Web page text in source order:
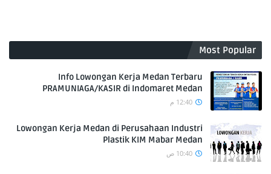
Most Popular
Info Lowongan Kerja Medan Terbaru
PRAMUNIAGA/KASIR di Indomaret Medan
12:40 م
Lowongan Kerja Medan di Perusahaan Industri
Plastik KIM Mabar Medan
10:40 ص